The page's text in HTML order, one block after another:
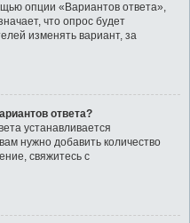
опции «Вариантов ответа»,
что опрос будет
изменять вариант, за
ответа?
устанавливается
нужно добавить количество
свяжитесь с